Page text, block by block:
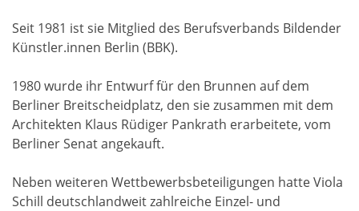
Seit 1981 ist sie Mitglied des Berufsverbands Bildender
Künstler.innen Berlin (BBK).
1980 wurde ihr Entwurf für den Brunnen auf dem
Berliner Breitscheidplatz, den sie zusammen mit dem
Architekten Klaus Rüdiger Pankrath erarbeitete, vom
Berliner Senat angekauft.
Neben weiteren Wettbewerbsbeteiligungen hatte Viola
Schill deutschlandweit zahlreiche Einzel- und